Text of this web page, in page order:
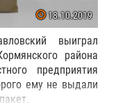
18.10.2019
выиграл
района
предприятия
ему не выдали